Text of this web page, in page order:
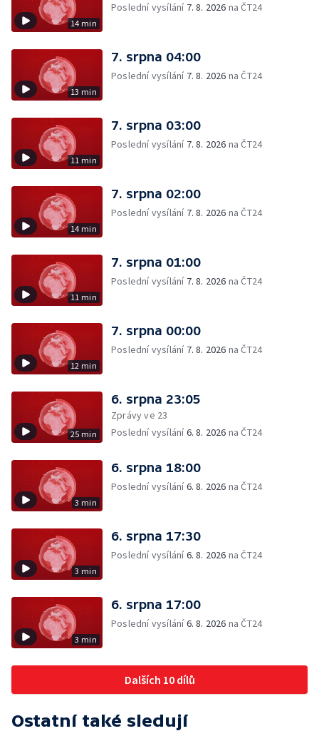
14 min
Poslední vysílání 7. 8. 2026 na ČT24
13 min
7. srpna 04:00
Poslední vysílání 7. 8. 2026 na ČT24
11 min
7. srpna 03:00
Poslední vysílání 7. 8. 2026 na ČT24
14 min
7. srpna 02:00
Poslední vysílání 7. 8. 2026 na ČT24
11 min
7. srpna 01:00
Poslední vysílání 7. 8. 2026 na ČT24
12 min
7. srpna 00:00
Poslední vysílání 7. 8. 2026 na ČT24
25 min
6. srpna 23:05
Zprávy ve 23
Poslední vysílání6. 8. 2026 na ČT24
3 min
6. srpna 18:00
Poslední vysílání6. 8. 2026 na ČT24
3 min
6. srpna 17:30
Poslední vysílání6. 8. 2026 na ČT24
3 min
6. srpna 17:00
Poslední vysílání6. 8. 2026 na ČT24
Dalších 10 dílů
Ostatní také sledují